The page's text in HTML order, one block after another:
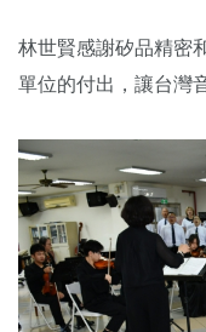
林世賢感謝矽品精密
單位的付出，讓台灣